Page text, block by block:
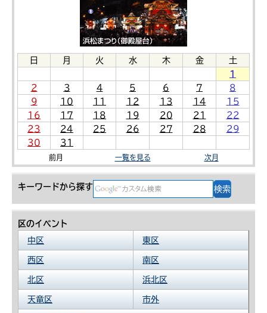
日 月 火 水 木 金
土
1
2
3 4 5 6 7
8
9
10 11 12 13 14
15
16
17 18 19 20 21
22
23
24 25 26 27 28
29
30
31
前月 一覧を見る 次月
キーワードから探す
区のイベント
中区
東区
西区 南区
北区 浜北区
天竜区 市外